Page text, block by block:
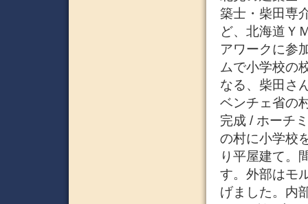
築士・柴田専
ど、北海道Ｙ
アワークに参
ムで小学校の
なる、柴田さ
ベンチェ省の
完成 / ホーチ
の村に小学校
り平屋建て。
す。外部はモ
げました。内